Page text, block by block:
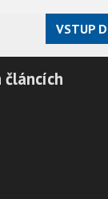
VSTUP
článcích